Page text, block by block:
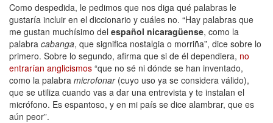
Como despedida, le pedimos que nos diga qué palabras le
gustaría incluir en el diccionario y cuáles no. “Hay palabras que
me gustan muchísimo del español nicaragüense, como la
palabra cabanga, que significa nostalgia o morriña”, dice sobre lo
primero. Sobre lo segundo, afirma que si de él dependiera, no
entrarían anglicismos “que no sé ni dónde se han inventado,
como la palabra microfonar (cuyo uso ya se considera válido),
que se utiliza cuando vas a dar una entrevista y te instalan el
micrófono. Es espantoso, y en mi país se dice alambrar, que es
aún peor”.